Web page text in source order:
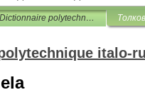
Dictionnaire polytechnique italo-russe
italo-